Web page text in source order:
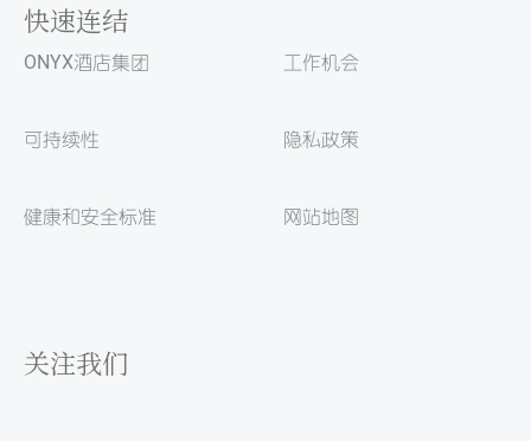
快速连结
ONYX酒店集团
可持续性
健康和安全标准
工作机会
隐私政策
网站地图
关注我们